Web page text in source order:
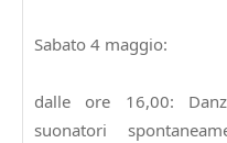
Sabato 4 maggio:
dalle ore 16,00:
suonatori